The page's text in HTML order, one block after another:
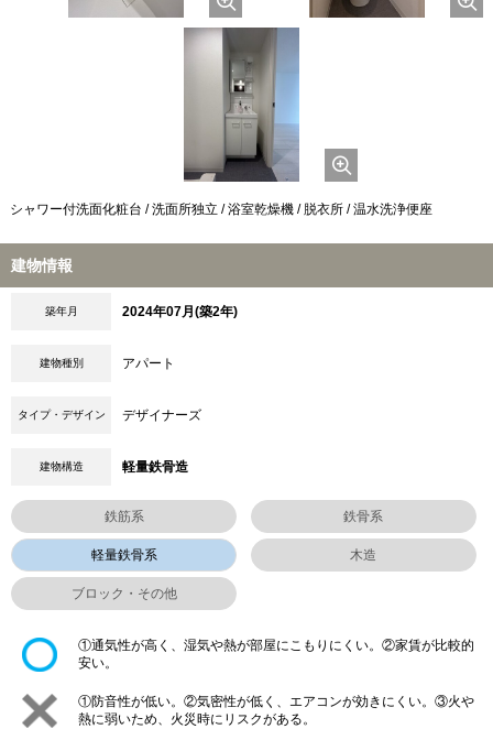
シャワー付洗面化粧台 / 洗面所独立 / 浴室乾燥機 / 脱衣所 / 温水洗浄便座
建物情報
築年月 2024年07月(築2年)
建物種別 アパート
タイプ・デザイン デザイナーズ
建物構造 軽量鉄骨造
鉄筋系 鉄骨系
軽量鉄骨系 木造
ブロック・その他
①通気性が高く、湿気や熱が部屋にこもりにくい。②家賃が比較的
安い。
①防音性が低い。②気密性が低く、エアコンが効きにくい。③火や
熱に弱いため、火災時にリスクがある。